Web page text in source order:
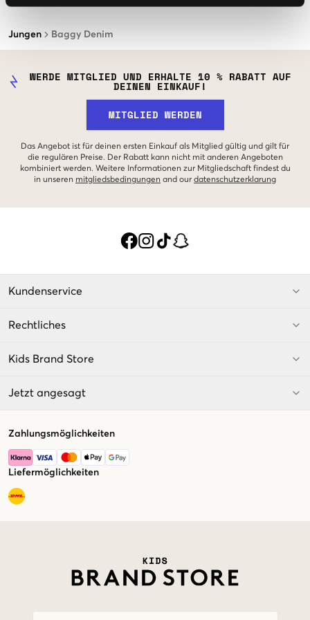
Jungen Baggy Denim
WERDE MITGLIED UND ERHALTE 10 % RABATT AUF
DEINEN EINKAUF!
MITGLIED WERDEN
Das Angebot ist für deinen ersten Einkauf als Mitglied gültig und gilt für
die regulären Preise. Der Rabatt kann nicht mit anderen Angeboten
kombiniert werden. Weitere Informationen zur Mitgliedschaft findest du
in unseren mitgliedsbedingungen and our datenschutzerklarung
Kundenservice
Rechtliches
Kids Brand Store
Jetzt angesagt
Zahlungsmöglichkeiten
Liefermöglichkeiten